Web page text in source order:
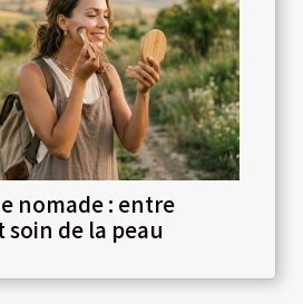
nomade : entre
de la peau